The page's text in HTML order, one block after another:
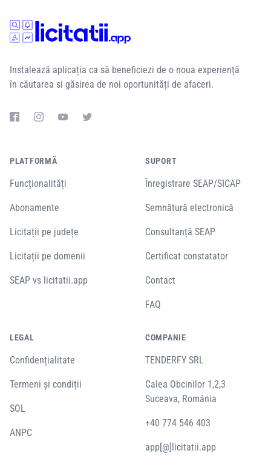
Instalează aplicația ca să beneficiezi de o noua experiență
în căutarea si găsirea de noi oportunități de afaceri.
PLATFORMĂ
Funcționalități
Abonamente
Licitații pe județe
Licitații pe domenii
SEAP vs licitatii.app
SUPORT
Înregistrare SEAP/SICAP
Semnătură electronică
Consultanță SEAP
Certificat constatator
Contact
FAQ
LEGAL
Confidențialitate
Termeni și condiții
SOL
ANPC
COMPANIE
TENDERFY SRL
Calea Obcinilor 1,2,3
Suceava, România
+40 774 546 403
app[@]licitatii.app